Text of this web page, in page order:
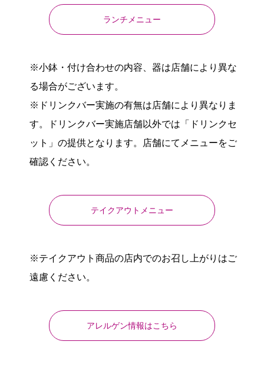
ランチメニュー
※小鉢・付け合わせの内容、器は店舗により異な
る場合がございます。
※ドリンクバー実施の有無は店舗により異なりま
す。ドリンクバー実施店舗以外では「ドリンクセ
ット」の提供となります。店舗にてメニューをご
確認ください。
テイクアウトメニュー
※テイクアウト商品の店内でのお召し上がりはご
遠慮ください。
アレルゲン情報はこちら